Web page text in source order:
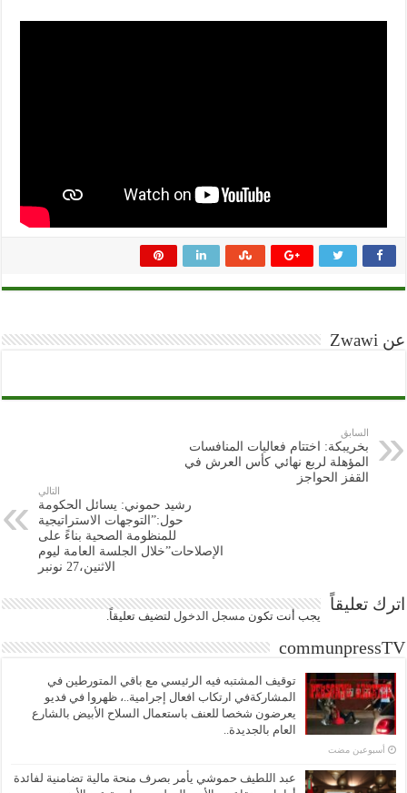
عن Zwawi
السابق
بخريبكة: اختتام فعاليات المنافسات
المؤهلة لربع نهائي كأس العرش في
القفز الحواجز
التالي
رشيد حموني: يسائل الحكومة
حول:”التوجهات الاستراتيجية
للمنظومة الصحية بناءً على
الإصلاحات”خلال الجلسة العامة ليوم
الاثنين،27 نونبر
اترك تعليقاً
يجب أنت تكون مسجل الدخول لتضيف تعليقاً.
communpressTV
توقيف المشتبه فيه الرئيسي مع باقي المتورطين في
المشاركةفي ارتكاب افعال إجرامية..، ظهروا في فديو
يعرضون شخصا للعنف باستعمال السلاح الأبيض بالشارع
العام بالجديدة..
‏أسبوعين مضت
عبد اللطيف حموشي يأمر بصرف منحة مالية تضامنية لفائدة